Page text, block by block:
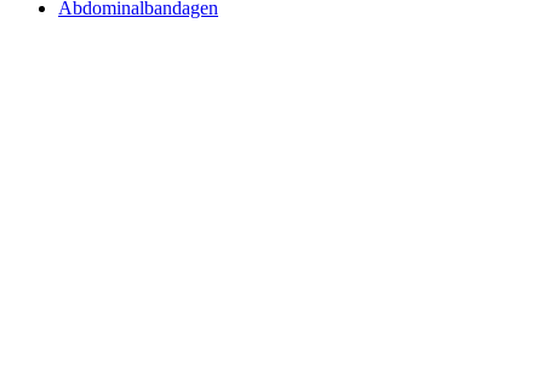
Abdominalbandagen